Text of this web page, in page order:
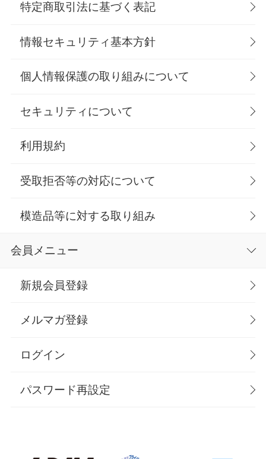
特定商取引法に基づく表記
情報セキュリティ基本方針
個人情報保護の取り組みについて
セキュリティについて
利用規約
受取拒否等の対応について
模造品等に対する取り組み
会員メニュー
新規会員登録
メルマガ登録
ログイン
パスワード再設定